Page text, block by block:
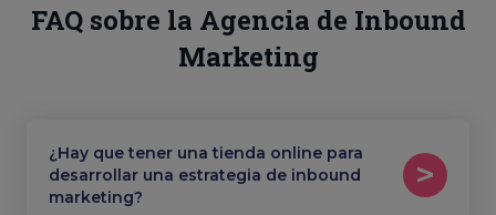
FAQ sobre la Agencia de Inbound
Marketing
¿Hay que tener una tienda online para
desarrollar una estrategia de inbound
marketing?